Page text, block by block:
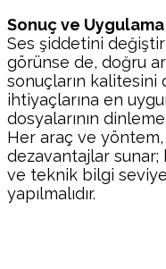
Sonuç ve Uygulama
Ses şiddetini
görünse de, doğru
sonuçların kalitesini
ihtiyaçlarına en
dosyalarının
Her araç ve
dezavantajlar sunar;
ve teknik bilgi
yapılmalıdır.